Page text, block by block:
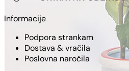
Informacije
Podpora strankam
Dostava & vračila
Poslovna naročila